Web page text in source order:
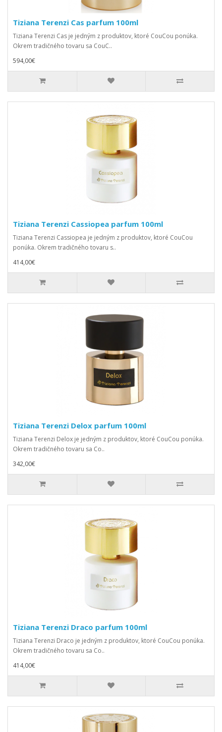
Tiziana Terenzi Cas parfum 100ml
Tiziana Terenzi Cas je jedným z produktov, ktoré CouCou ponúka.
Okrem tradičného tovaru sa CouC..
594,00€
Tiziana Terenzi Cassiopea parfum 100ml
Tiziana Terenzi Cassiopea je jedným z produktov, ktoré CouCou
ponúka. Okrem tradičného tovaru s..
414,00€
Tiziana Terenzi Delox parfum 100ml
Tiziana Terenzi Delox je jedným z produktov, ktoré CouCou ponúka.
Okrem tradičného tovaru sa Co..
342,00€
Tiziana Terenzi Draco parfum 100ml
Tiziana Terenzi Draco je jedným z produktov, ktoré CouCou ponúka.
Okrem tradičného tovaru sa Co..
414,00€